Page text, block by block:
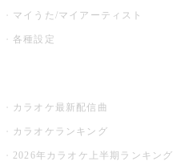
マイうた/マイアーティスト
各種設定
カラオケ最新配信曲
カラオケランキング
2026年カラオケ上半期ランキング